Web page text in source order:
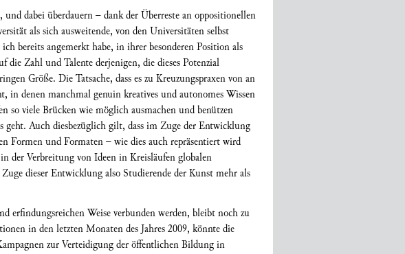
dabei überdauern – dank der Überreste an oppositionellen
als sich ausweitende, von den Universitäten selbst
bereits angemerkt habe, in ihrer besonderen Position als
Zahl und Talente derjenigen, die dieses Potenzial
Größe. Die Tatsache, dass es zu Kreuzungspraxen von an
denen manchmal genuin kreatives und autonomes Wissen
so viele Brücken wie möglich ausmachen und benützen
Auch diesbezüglich gilt, dass im Zuge der Entwicklung
Formen und Formaten – wie dies auch repräsentiert wird
Verbreitung von Ideen in Kreisläufen globalen
dieser Entwicklung also Studierende der Kunst mehr als
Weise verbunden werden, bleibt noch zu
in den letzten Monaten des Jahres 2009, könnte die
zur Verteidigung der öffentlichen Bildung in